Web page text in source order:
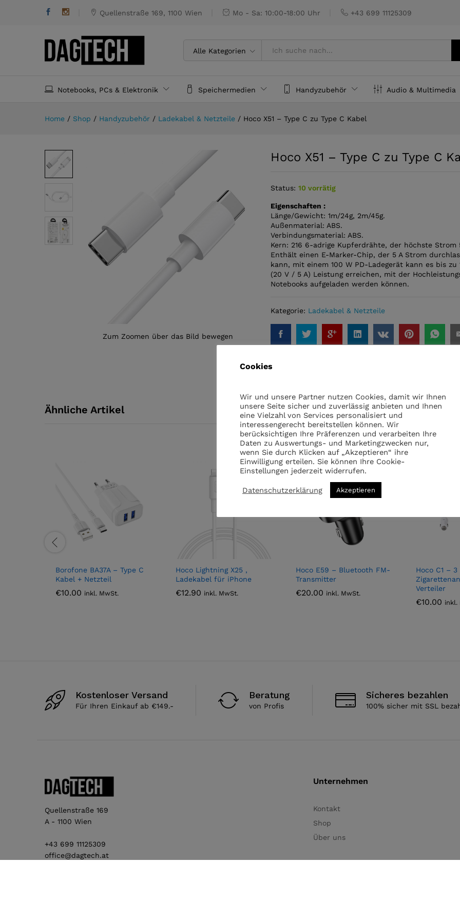
Quellenstraße 169, 1100 Wien Mo - Sa: 10:00-18:00 Uhr +43 699 11125309
Alle Kategorien
Notebooks, PCs & Elektronik Speichermedien Handyzubehör Audio & Multimedia
Home / Shop / Handyzubehör / Ladekabel & Netzteile / Hoco X51 – Type C zu Type C Kabel
Zum Zoomen über das Bild bewegen
Hoco X51 – Type C zu Type C
Status: 10 vorrätig
Eigenschaften :
Länge/Gewicht: 1m/24g, 2m/45g.
Außenmaterial: ABS.
Verbindungsmaterial: ABS.
Kern: 216 6-adrige Kupferdrähte, der höchste Strom
Enthält einen E-Marker-Chip, der 5 A Strom
kann, mit einem 100 W PD-Ladegerät kann es bis zu
(20 V / 5 A) Leistung erreichen, mit der
Notebooks aufgeladen werden können.
Kategorie: Ladekabel & Netzteile
Ähnliche Artikel
Borofone BA37A – Type C
Kabel + Netzteil
€10.00 inkl. MwSt.
Hoco Lightning X25 ,
Ladekabel für iPhone
€12.90 inkl. MwSt.
Hoco E59 – Bluetooth FM-
Transmitter
€20.00 inkl. MwSt.
Hoco C1 – 3
Verteiler
€10.00 inkl.
Kostenloser Versand
Für Ihren Einkauf ab €149.-
Beratung
von Profis
Sicheres bezahlen
100% sicher mit SSL
Quellenstraße 169
A - 1100 Wien
+43 699 11125309
office@dagtech.at
Unternehmen
Kontakt
Shop
Über uns
Cookies
Wir und unsere Partner nutzen Cookies, damit wir Ihnen
unsere Seite sicher und zuverlässig anbieten und Ihnen
eine Vielzahl von Services personalisiert und
interessengerecht bereitstellen können. Wir
berücksichtigen Ihre Präferenzen und verarbeiten Ihre
Daten zu Auswertungs- und Marketingzwecken nur,
wenn Sie durch Klicken auf „Akzeptieren“ ihre
Einwilligung erteilen. Sie können Ihre Cookie-
Einstellungen jederzeit widerrufen.
Datenschutzerklärung Akzeptieren
Hoco X51 - Type C zu Type C Kabel